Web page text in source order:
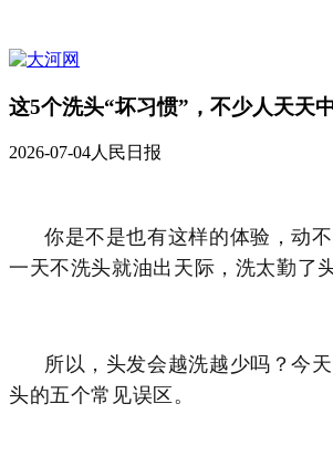
这5个洗头“坏习惯”，不少人天天
2026-07-04人民日报
你是不是也有这样的体验 ，动
一天不洗头就油出天际 ，洗太勤了
所以，头发会越洗越少吗？今
头的五个常见误区。